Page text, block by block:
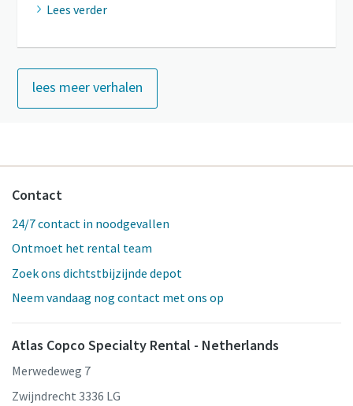
Lees verder
lees meer verhalen
Contact
24/7 contact in noodgevallen
Ontmoet het rental team
Zoek ons dichtstbijzijnde depot
Neem vandaag nog contact met ons op
Atlas Copco Specialty Rental - Netherlands
Merwedeweg 7
Zwijndrecht 3336 LG